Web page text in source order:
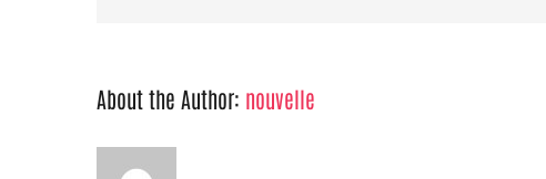
About the Author: nouvelle